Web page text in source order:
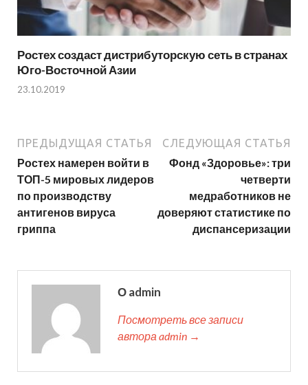
Ростех создаст дистрибуторскую сеть в странах
Юго-Восточной Азии
23.10.2019
ПРЕДЫДУЩАЯ СТАТЬЯ
Ростех намерен войти в
ТОП-5 мировых лидеров
по производству
антигенов вируса
гриппа
СЛЕДУЮЩАЯ СТАТЬЯ
Фонд «Здоровье»: три
четверти
медработников не
доверяют статистике по
диспансеризации
О admin
Посмотреть все записи
автора admin →